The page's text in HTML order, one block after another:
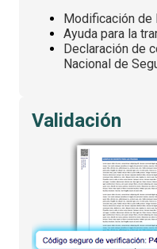
Modificación
Ayuda para la
Declaración de
Nacional de
Validación